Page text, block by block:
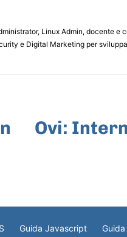
Linux Admin, docente
e Digital Marketing per
Ovi:
Guida Javascript Guida